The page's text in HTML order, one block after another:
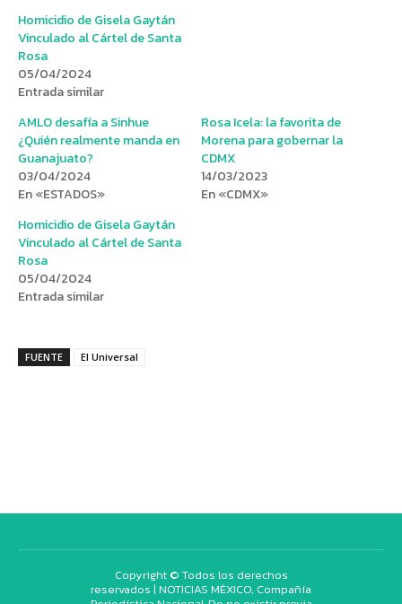
Homicidio de Gisela Gaytán
Vinculado al Cártel de Santa
Rosa
05/04/2024
Entrada similar
AMLO desafía a Sinhue
¿Quién realmente manda en
Guanajuato?
03/04/2024
En «ESTADOS»
Rosa Icela: la favorita de
Morena para gobernar la
CDMX
14/03/2023
En «CDMX»
Homicidio de Gisela Gaytán
Vinculado al Cártel de Santa
Rosa
05/04/2024
Entrada similar
FUENTE El Universal
Copyright © Todos los derechos
reservados | NOTICIAS MÉXICO, Compañía